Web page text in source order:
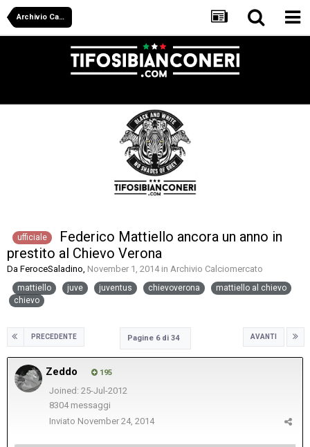
Archivio Calciomercato
ufficiale
Federico Mattiello ancora un anno in
prestito al Chievo Verona
Da FeroceSaladino, November 1, 2014in Archivio Calciomercato
mattiello juve juventus chievoverona
mattiello al chievo
chievo
PRECEDENTE AVANTI
Pagine 6 di 34
Zeddo 195
Joined: 25-Jul-2012
8304 messaggi
Inviato November 24, 2014